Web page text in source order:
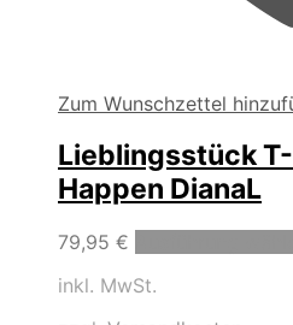
Zum Wunschzettel
Lieblingsstück
Happen DianaL
79,95 €
inkl. MwSt.